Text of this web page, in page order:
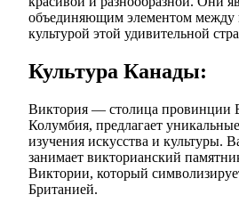
объединяющим элементом между
культурой этой удивительной
Культура Канады:
Виктория — столица провинции
Колумбия, предлагает
изучения искусства и культуры.
занимает викторианский
Виктории, который
Британией.